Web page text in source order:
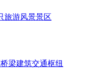
旅游风景景区
梁建筑交通枢纽